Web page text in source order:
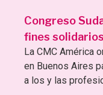
Congreso
fines
La CMC América
en Buenos Aires
a los y las